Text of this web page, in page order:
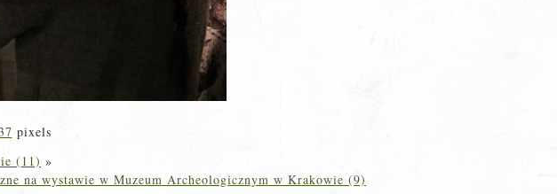
pixels
(11) »
na wystawie w Muzeum Archeologicznym w Krakowie (9)